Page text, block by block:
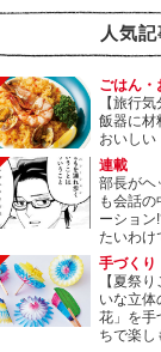
人気記
ごはん・
【旅行
飯器に材
おいしい
連載
部長がヘ
も会話
ーション
たいわ
手づくり
【夏祭
いな立体
花」を手
ちで楽し